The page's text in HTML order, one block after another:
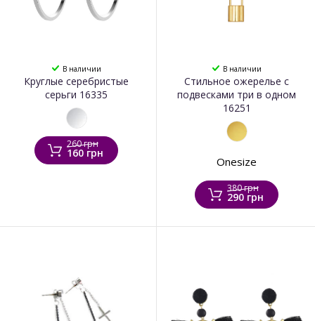
В наличии
Круглые серебристые
серьги 16335
260 грн
160 грн
В наличии
Стильное ожерелье с
подвесками три в одном
16251
Onesize
380 грн
290 грн